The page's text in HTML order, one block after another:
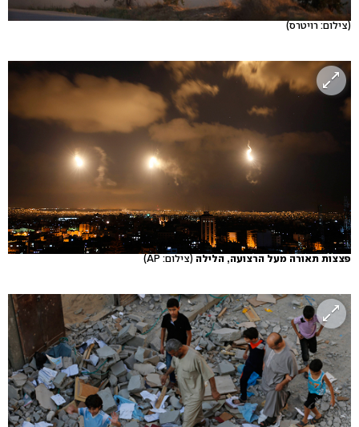
(צילום: רויטרס)
פצצות תאורה מעל הרצועה, הלילה (צילום: AP)